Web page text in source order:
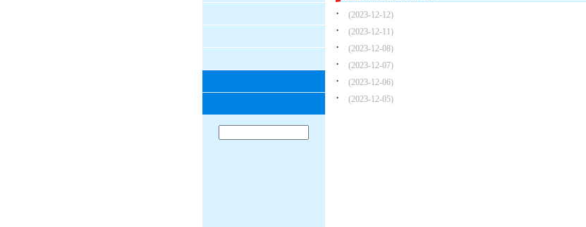
·
(2023-12-12)
· (2023-12-11)
· (2023-12-08)
· (2023-12-07)
· (2023-12-06)
· (2023-12-05)